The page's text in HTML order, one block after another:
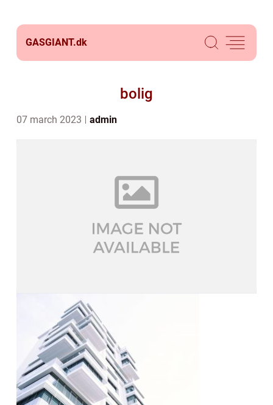
GASGIANT.dk
bolig
07 march 2023 admin